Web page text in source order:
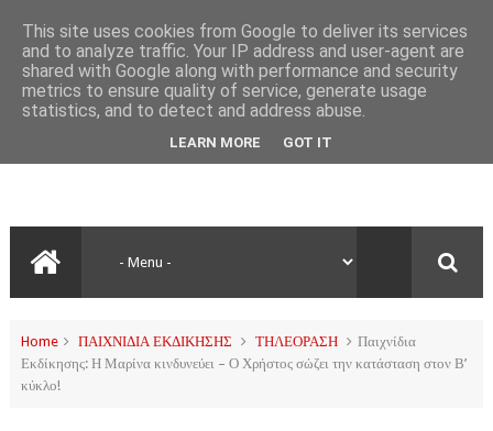
Home ΠΑΙΧΝΙΔΙΑ ΕΚΔΙΚΗΣΗΣ ΤΗΛΕΟΡΑΣΗ
Παιχνίδια
Εκδίκησης: Η Μαρίνα κινδυνεύει – Ο Χρήστος σώζει την κατάσταση στον Β’
κύκλο!
This site uses cookies from Google to deliver its services
and to analyze traffic. Your IP address and user-agent are
shared with Google along with performance and security
metrics to ensure quality of service, generate usage
statistics, and to detect and address abuse.
LEARN MORE GOT IT